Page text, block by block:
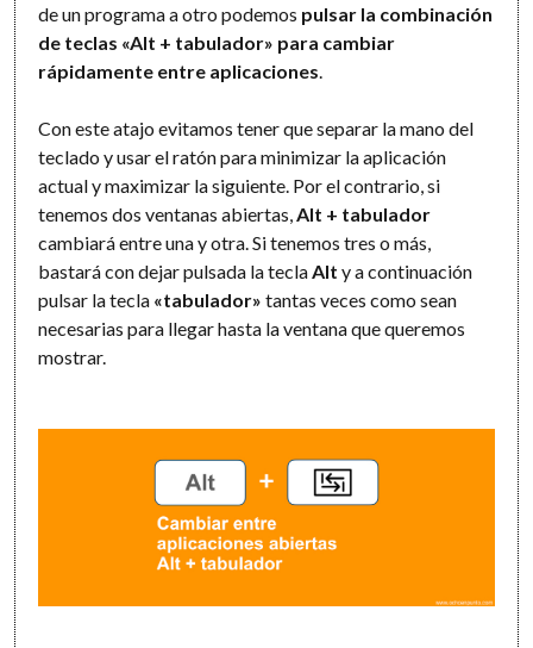
de un programa a otro podemos pulsar la combinación
de teclas «Alt + tabulador» para cambiar
rápidamente entre aplicaciones
Con este atajo evitamos tener que separar la mano del
teclado y usar el ratón para minimizar la aplicación
actual y maximizar la siguiente. Por el contrario, si
tenemos dos ventanas abiertas, Alt + tabulador
cambiará entre una y otra. Si tenemos tres o más,
bastará con dejar pulsada la tecla Alt y a continuación
pulsar la tecla «tabulador» tantas veces como sean
necesarias para llegar hasta la ventana que queremos
mostrar.